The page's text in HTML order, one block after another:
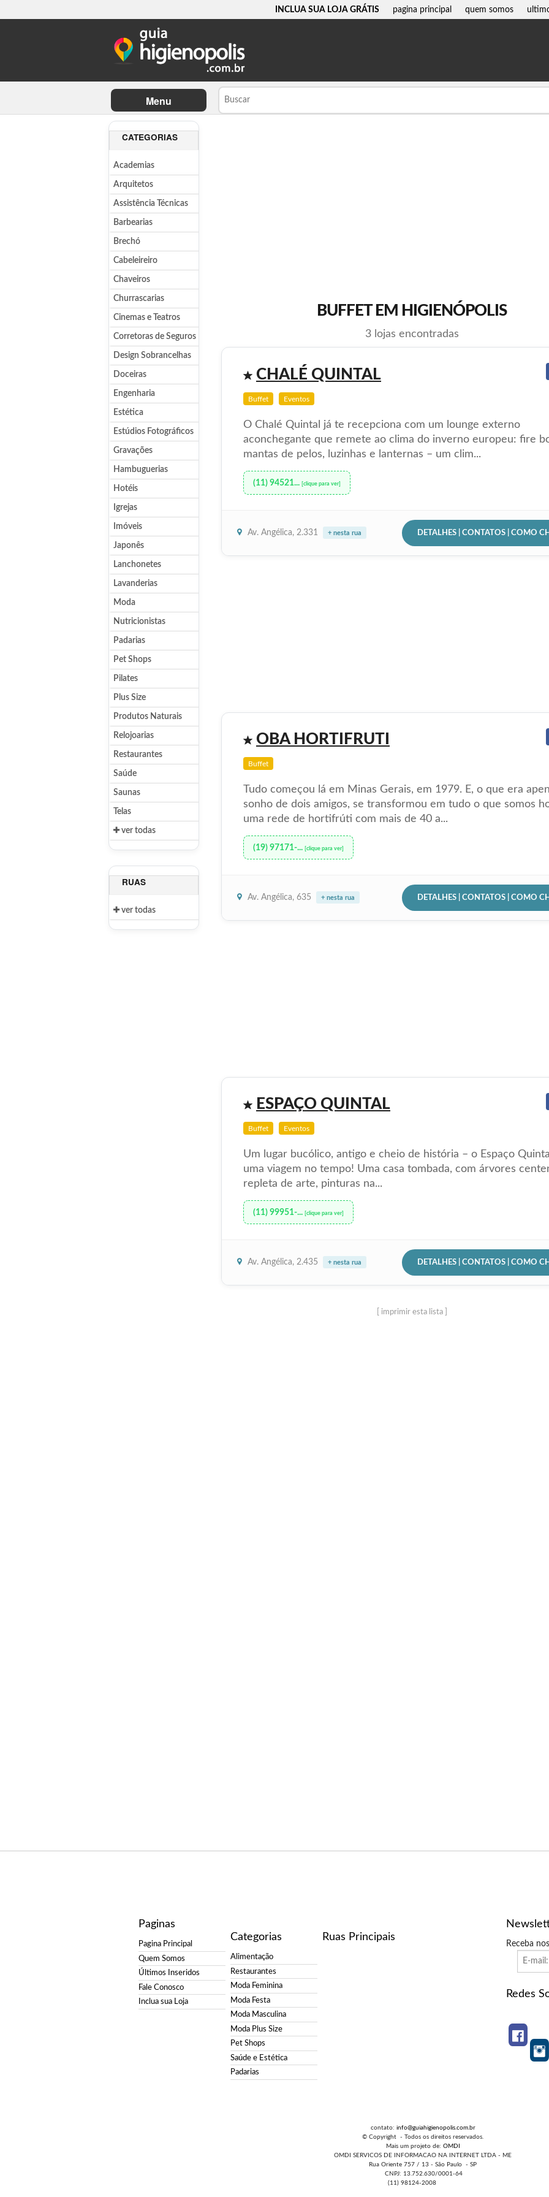
INCLUA SUA LOJA GRÁTIS pagina principal quem somos
Menu
CATEGORIAS
Academias
Arquitetos
Assistência Técnicas
Barbearias
Brechó
Cabeleireiro
Chaveiros
Churrascarias
Cinemas e Teatros
Corretoras de Seguros
Design Sobrancelhas
Doceiras
Engenharia
Estética
Estúdios Fotográficos
Gravações
Hambuguerias
Hotéis
Igrejas
Imóveis
Japonês
Lanchonetes
Lavanderias
Moda
Nutricionistas
Padarias
Pet Shops
Pilates
Plus Size
Produtos Naturais
Relojoarias
Restaurantes
Saúde
Saunas
Telas
ver todas
RUAS
ver todas
BUFFET EM HIGIENÓPOLIS
3 lojas encontradas
CHALÉ QUINTAL
Buffet Eventos
O Chalé Quintal já te recepciona com um lounge externo
aconchegante que remete ao clima do inverno europeu: fire
mantas de pelos, luzinhas e lanternas – um clim...
(11) 94521... [clique para ver]
Av. Angélica, 2.331 + nesta rua DETALHES | CONTATOS | COMO
OBA HORTIFRUTI
Buffet
Tudo começou lá em Minas Gerais, em 1979. E, o que era
sonho de dois amigos, se transformou em tudo o que somos
uma rede de hortifrúti com mais de 40 a...
(19) 97171-... [clique para ver]
Av. Angélica, 635 + nesta rua DETALHES | CONTATOS | COMO
ESPAÇO QUINTAL
Buffet Eventos
Um lugar bucólico, antigo e cheio de história – o Espaço
uma viagem no tempo! Uma casa tombada, com árvores
repleta de arte, pinturas na...
(11) 99951-... [clique para ver]
Av. Angélica, 2.435 + nesta rua DETALHES | CONTATOS | COMO
[ imprimir esta lista ]
Paginas
Pagina Principal
Quem Somos
Últimos Inseridos
Fale Conosco
Inclua sua Loja
Categorias
Alimentação
Restaurantes
Moda Feminina
Moda Festa
Moda Masculina
Moda Plus Size
Pet Shops
Saúde e Estética
Padarias
Ruas Principais
Receba
Redes
contato: info@guiahigienopolis.com.br
© Copyright - Todos os direitos reservados.
Mais um projeto de: OMDI
OMDI SERVICOS DE INFORMACAO NA INTERNET LTDA - ME
Rua Oriente 757 / 13 - São Paulo - SP
CNPJ: 13.752.630/0001-64
(11) 98124-2008